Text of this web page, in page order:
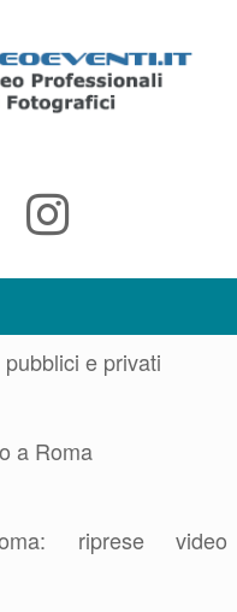
a Roma
riprese video